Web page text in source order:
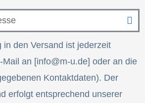
in den Versand ist jederzeit
an [info@m-u.de] oder an die
Kontaktdaten). Der
erfolgt entsprechend unserer